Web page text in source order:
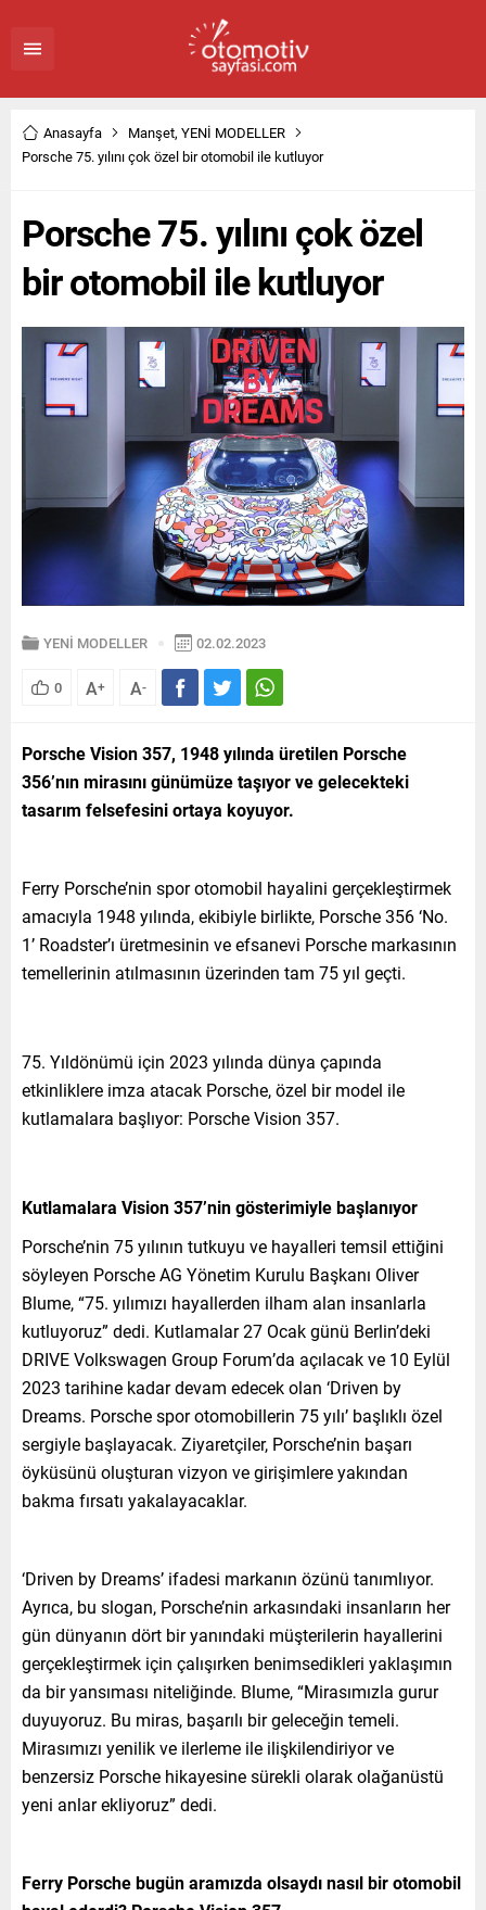
Anasayfa Manşet, YENİ MODELLER
Porsche 75. yılını çok özel bir otomobil ile kutluyor
Porsche 75. yılını çok özel
bir otomobil ile kutluyor
YENİ MODELLER 02.02.2023
0 A+ A-
Porsche Vision 357, 1948 yılında üretilen Porsche
356’nın mirasını günümüze taşıyor ve gelecekteki
tasarım felsefesini ortaya koyuyor.
Ferry Porsche’nin spor otomobil hayalini gerçekleştirmek
amacıyla 1948 yılında, ekibiyle birlikte, Porsche 356 ‘No.
1’ Roadster’ı üretmesinin ve efsanevi Porsche markasının
temellerinin atılmasının üzerinden tam 75 yıl geçti.
75. Yıldönümü için 2023 yılında dünya çapında
etkinliklere imza atacak Porsche, özel bir model ile
kutlamalara başlıyor: Porsche Vision 357.
Kutlamalara Vision 357’nin gösterimiyle başlanıyor
Porsche’nin 75 yılının tutkuyu ve hayalleri temsil ettiğini
söyleyen Porsche AG Yönetim Kurulu Başkanı Oliver
Blume, “75. yılımızı hayallerden ilham alan insanlarla
kutluyoruz” dedi. Kutlamalar 27 Ocak günü Berlin’deki
DRIVE Volkswagen Group Forum’da açılacak ve 10 Eylül
2023 tarihine kadar devam edecek olan ‘Driven by
Dreams. Porsche spor otomobillerin 75 yılı’ başlıklı özel
sergiyle başlayacak. Ziyaretçiler, Porsche’nin başarı
öyküsünü oluşturan vizyon ve girişimlere yakından
bakma fırsatı yakalayacaklar.
‘Driven by Dreams’ ifadesi markanın özünü tanımlıyor.
Ayrıca, bu slogan, Porsche’nin arkasındaki insanların her
gün dünyanın dört bir yanındaki müşterilerin hayallerini
gerçekleştirmek için çalışırken benimsedikleri yaklaşımın
da bir yansıması niteliğinde. Blume, “Mirasımızla gurur
duyuyoruz. Bu miras, başarılı bir geleceğin temeli.
Mirasımızı yenilik ve ilerleme ile ilişkilendiriyor ve
benzersiz Porsche hikayesine sürekli olarak olağanüstü
yeni anlar ekliyoruz” dedi.
Ferry Porsche bugün aramızda olsaydı nasıl bir otomobil